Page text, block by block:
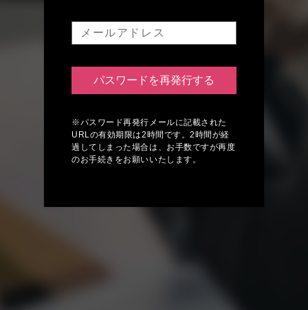
パスワードを再発行する
※パスワード再発行メールに記載された
URLの有効期限は2時間です。2時間が経
過してしまった場合は、お手数ですが再度
のお手続きをお願いいたします。